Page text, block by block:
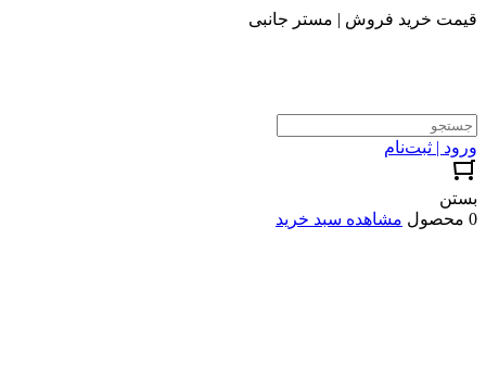
قیمت خرید فروش | مستر جانبی
ورود | ثبت‌نام
بستن
0 محصول
مشاهده سبد خرید